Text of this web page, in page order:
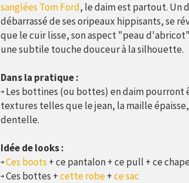
sanglées Tom Ford, le daim est partout. Un
débarrassé de ses oripeaux hippisants, se
que le cuir lisse, son aspect "peau
une subtile touche douceur à la silhouette.
Dans la pratique :
Les bottines (ou bottes) en daim pourront
textures telles que le jean, la maille
dentelle.
Idée de looks :
Ces boots + ce pantalon + ce pull + ce
Ces bottes +cette robe+ce sac